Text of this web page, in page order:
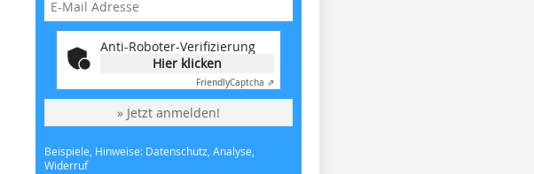
Anti-Roboter-Verifizierung
Hier klicken
FriendlyCaptcha ⇗
» Jetzt anmelden!
Beispiele, Hinweise: Datenschutz, Analyse,
Widerruf